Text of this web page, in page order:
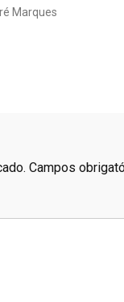
Marques
Campos